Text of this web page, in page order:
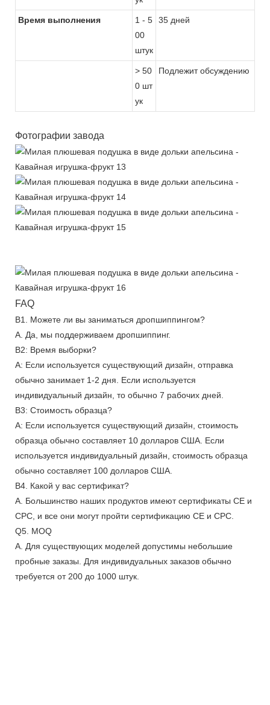
Время выполнения
1 - 5
00
штук
35 дней
> 50
0 шт
ук
Подлежит обсуждению
Фотографии завода
FAQ
В1. Можете ли вы заниматься дропшиппингом?
А. Да, мы поддерживаем дропшиппинг.
В2: Время выборки?
А: Если используется существующий дизайн, отправка
обычно занимает 1-2 дня. Если используется
индивидуальный дизайн, то обычно 7 рабочих дней.
В3: Стоимость образца?
А: Если используется существующий дизайн, стоимость
образца обычно составляет 10 долларов США. Если
используется индивидуальный дизайн, стоимость образца
обычно составляет 100 долларов США.
В4. Какой у вас сертификат?
А. Большинство наших продуктов имеют сертификаты CE и
CPC, и все они могут пройти сертификацию CE и CPC.
Q5. MOQ
А. Для существующих моделей допустимы небольшие
пробные заказы. Для индивидуальных заказов обычно
требуется от 200 до 1000 штук.